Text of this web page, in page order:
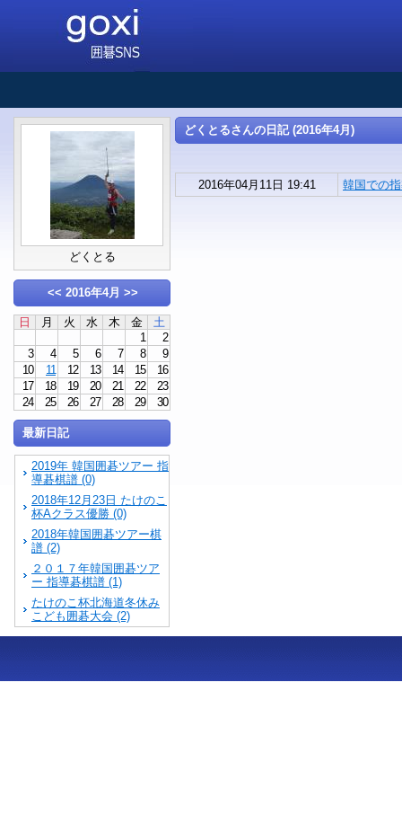
どくとる
<< 2016年4月 >>
日 月 火 水 木 金
土
1
2
3
4 5 6 7 8
9
10
11 12 13 14 15
16
17
18 19 20 21 22
23
24
25 26 27 28 29 30
最新日記
2019年 韓国囲碁ツアー 指
導碁棋譜 (0)
2018年12月23日 たけのこ
杯Aクラス優勝 (0)
2018年韓国囲碁ツアー棋
譜 (2)
２０１７年韓国囲碁ツア
ー 指導碁棋譜 (1)
たけのこ杯北海道冬休み
こども囲碁大会 (2)
どくとるさんの日記 (2016年4月)
2016年04月11日 19:41 韓国での